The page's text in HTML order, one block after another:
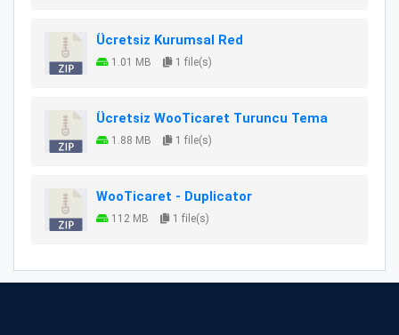
Ücretsiz Kurumsal Red
1.01 MB 1 file(s)
Ücretsiz WooTicaret Turuncu Tema
1.88 MB 1 file(s)
WooTicaret - Duplicator
112 MB 1 file(s)